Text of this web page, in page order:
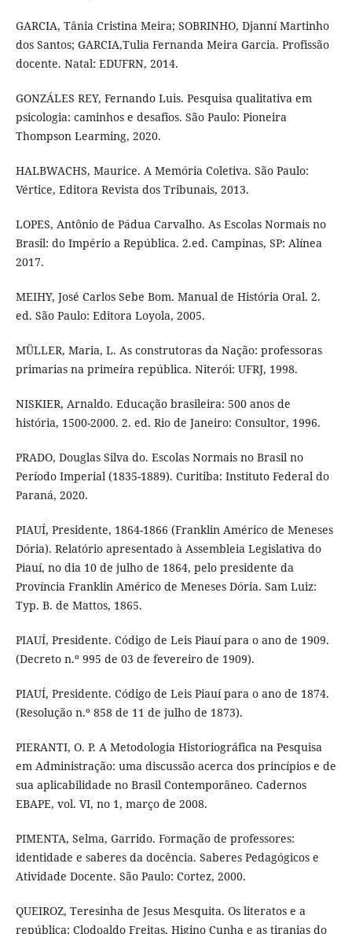
GARCIA, Tânia Cristina Meira; SOBRINHO, Djanní Martinho
dos Santos; GARCIA,Tulia Fernanda Meira Garcia. Profissão
docente. Natal: EDUFRN, 2014.
GONZÁLES REY, Fernando Luis. Pesquisa qualitativa em
psicologia: caminhos e desafios. São Paulo: Pioneira
Thompson Learming, 2020.
HALBWACHS, Maurice. A Memória Coletiva. São Paulo:
Vértice, Editora Revista dos Tribunais, 2013.
LOPES, Antônio de Pádua Carvalho. As Escolas Normais no
Brasil: do Império a República. 2.ed. Campinas, SP: Alínea
2017.
MEIHY, José Carlos Sebe Bom. Manual de História Oral. 2.
ed. São Paulo: Editora Loyola, 2005.
MÜLLER, Maria, L. As construtoras da Nação: professoras
primarias na primeira república. Niterói: UFRJ, 1998.
NISKIER, Arnaldo. Educação brasileira: 500 anos de
história, 1500-2000. 2. ed. Rio de Janeiro: Consultor, 1996.
PRADO, Douglas Silva do. Escolas Normais no Brasil no
Período Imperial (1835-1889). Curitiba: Instituto Federal do
Paraná, 2020.
PIAUÍ, Presidente, 1864-1866 (Franklin Américo de Meneses
Dória). Relatório apresentado à Assembleia Legislativa do
Piauí, no dia 10 de julho de 1864, pelo presidente da
Província Franklin Américo de Meneses Dória. Sam Luiz:
Typ. B. de Mattos, 1865.
PIAUÍ, Presidente. Código de Leis Piauí para o ano de 1909.
(Decreto n.º 995 de 03 de fevereiro de 1909).
PIAUÍ, Presidente. Código de Leis Piauí para o ano de 1874.
(Resolução n.º 858 de 11 de julho de 1873).
PIERANTI, O. P. A Metodologia Historiográfica na Pesquisa
em Administração: uma discussão acerca dos princípios e de
sua aplicabilidade no Brasil Contemporâneo. Cadernos
EBAPE, vol. VI, no 1, março de 2008.
PIMENTA, Selma, Garrido. Formação de professores:
identidade e saberes da docência. Saberes Pedagógicos e
Atividade Docente. São Paulo: Cortez, 2000.
QUEIROZ, Teresinha de Jesus Mesquita. Os literatos e a
república: Clodoaldo Freitas, Higino Cunha e as tiranias do